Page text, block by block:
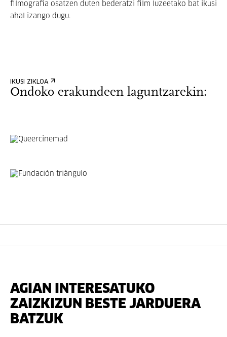
filmografia osatzen duten bederatzi film luzeetako bat ikusi
ahal izango dugu.
IKUSI ZIKLOA
Ondoko erakundeen laguntzarekin:
AGIAN INTERESATUKO
ZAIZKIZUN BESTE JARDUERA
BATZUK